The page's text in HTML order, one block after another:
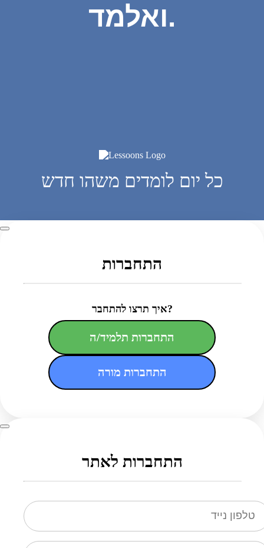
ואלמד.
כל יום לומדים משהו חדש
התחברות
איך תרצו להתחבר?
התחברות תלמיד/ה
התחברות מורה
התחברות לאתר